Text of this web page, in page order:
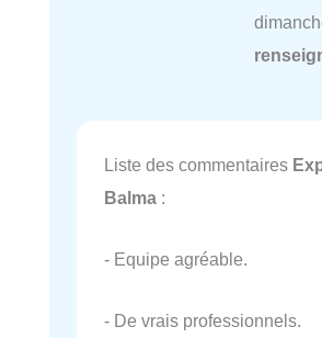
Liste des commentaires
Balma :
- Equipe agréable.
- De vrais professionnels.